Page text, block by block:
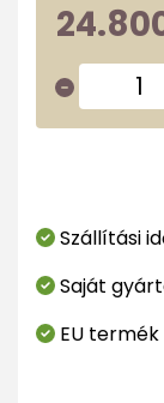
Szállítási
Saját
EU termék